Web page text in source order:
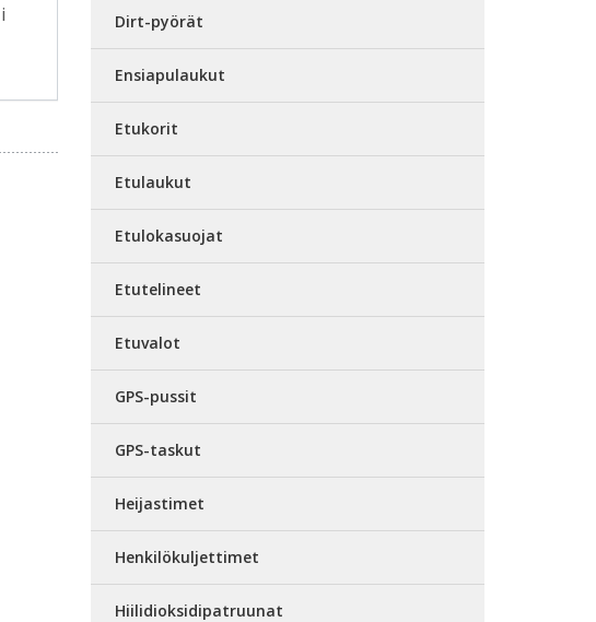
Dirt-pyörät
Ensiapulaukut
Etukorit
Etulaukut
Etulokasuojat
Etutelineet
Etuvalot
GPS-pussit
GPS-taskut
Heijastimet
Henkilökuljettimet
Hiilidioksidipatruunat